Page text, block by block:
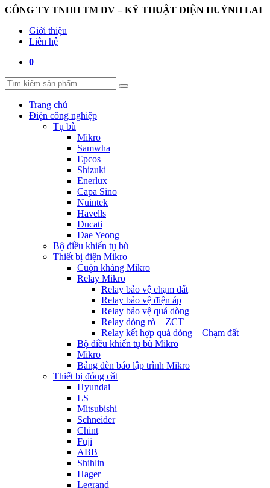
CÔNG TY TNHH TM DV – KỸ THUẬT ĐIỆN HUỲNH LAI
Giới thiệu
Liên hệ
0
Trang chủ
Điện công nghiệp
Tụ bù
Mikro
Samwha
Epcos
Shizuki
Enerlux
Capa Sino
Nuintek
Havells
Ducati
Dae Yeong
Bộ điều khiển tụ bù
Thiết bị điện Mikro
Cuộn kháng Mikro
Relay Mikro
Relay bảo vệ chạm đất
Relay bảo vệ điện áp
Relay bảo vệ quá dòng
Relay dòng rò – ZCT
Relay kết hợp quá dòng – Chạm đất
Bộ điều khiển tụ bù Mikro
Mikro
Bảng đèn báo lập trình Mikro
Thiết bị đóng cắt
Hyundai
LS
Mitsubishi
Schneider
Chint
Fuji
ABB
Shihlin
Hager
Legrand